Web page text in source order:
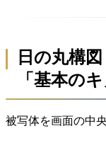
日の丸構
「基本のキ
被写体を画面の中